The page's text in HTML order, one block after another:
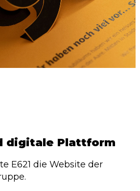
digitale Plattform
E621 die Website der